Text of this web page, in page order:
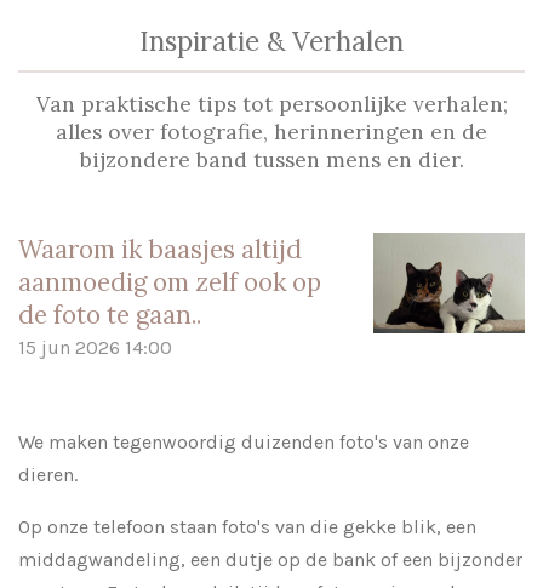
Inspiratie & Verhalen
Van praktische tips tot persoonlijke verhalen;
alles over fotografie, herinneringen en de
bijzondere band tussen mens en dier.
Waarom ik baasjes altijd
aanmoedig om zelf ook op
de foto te gaan..
15 jun 2026 14:00
We maken tegenwoordig duizenden foto's van onze
dieren.
Op onze telefoon staan foto's van die gekke blik, een
middagwandeling, een dutje op de bank of een bijzonder